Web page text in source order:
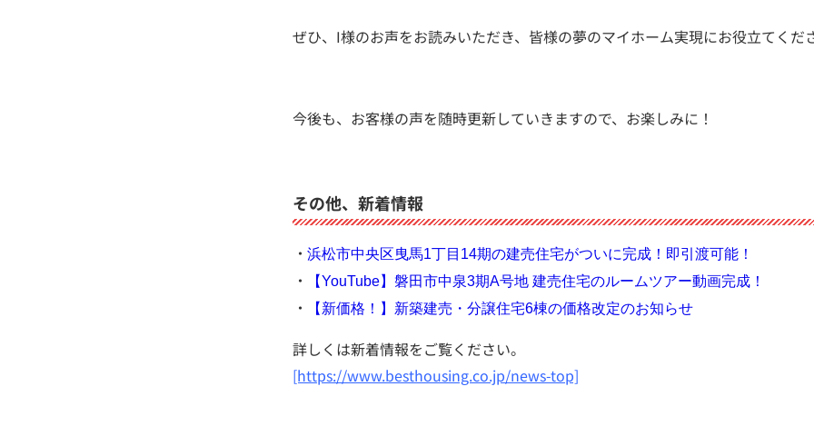
ぜひ、I様のお声をお読みいただき、皆様の夢のマイホーム実現にお役立てくだ
今後も、お客様の声を随時更新していきますので、お楽しみに！
その他、新着情報
・ 浜松市中央区曳馬1丁目14期の建売住宅がついに完成！即引渡可能！
・
【YouTube】磐田市中泉3期A号地 建売住宅のルームツアー動画完成！
・
【新価格！】新築建売・分譲住宅6棟の価格改定のお知らせ
詳しくは新着情報をご覧ください。
[https://www.besthousing.co.jp/news-top]